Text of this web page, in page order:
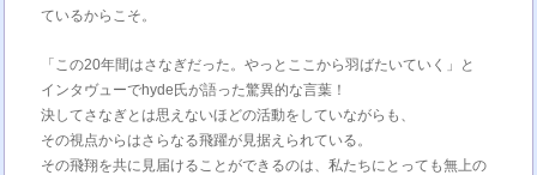
ているからこそ。
「この20年間はさなぎだった。やっとここから羽ばたいていく」と
インタヴューでhyde氏が語った驚異的な言葉！
決してさなぎとは思えないほどの活動をしていながらも、
その視点からはさらなる飛躍が見据えられている。
その飛翔を共に見届けることができるのは、私たちにとっても無上の